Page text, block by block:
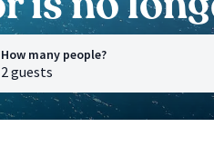
How many people?